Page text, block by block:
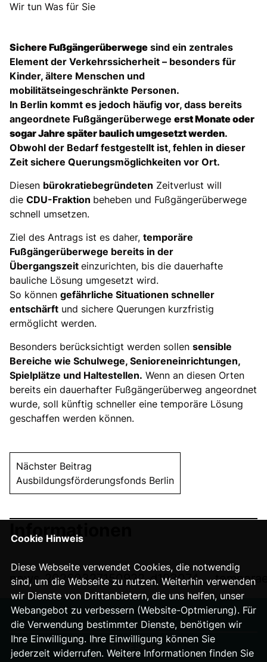
Sichere Fußgängerüberwege sind ein zentrales
Element der Verkehrssicherheit – besonders für
Kinder, ältere Menschen und
mobilitätseingeschränkte Personen.
In Berlin kommt es jedoch häufig vor, dass bereits
angeordnete Fußgängerüberwege erst Monate oder
sogar Jahre später baulich umgesetzt werden.
Obwohl der Bedarf festgestellt ist, fehlen in dieser
Zeit sichere Querungsmöglichkeiten vor Ort.
Diesen bürokratiebegründeten Zeitverlust will
die CDU-Fraktion beheben und Fußgängerüberwege
schnell umsetzen.
Ziel des Antrags ist es daher, temporäre
Fußgängerüberwege bereits in der
Übergangszeit einzurichten, bis die dauerhafte
bauliche Lösung umgesetzt wird.
So können gefährliche Situationen schneller
entschärft und sichere Querungen kurzfristig
ermöglicht werden.
Besonders berücksichtigt werden sollen sensible
Bereiche wie Schulwege, Senioreneinrichtungen,
Spielplätze und Haltestellen. Wenn an diesen Orten
bereits ein dauerhafter Fußgängerüberweg angeordnet
wurde, soll künftig schneller eine temporäre Lösung
geschaffen werden können.
Nächster Beitrag
Ausbildungsförderungsfonds Berlin
Wir tun Was für Sie
Informationen
IMPRESSUM
Cookie Hinweis
Diese Webseite verwendet Cookies, die notwendig
sind, um die Webseite zu nutzen. Weiterhin verwenden
wir Dienste von Drittanbietern, die uns helfen, unser
Webangebot zu verbessern (Website-Optmierung). Für
die Verwendung bestimmter Dienste, benötigen wir
Ihre Einwilligung. Ihre Einwilligung können Sie
jederzeit widerrufen. Weitere Informationen finden Sie